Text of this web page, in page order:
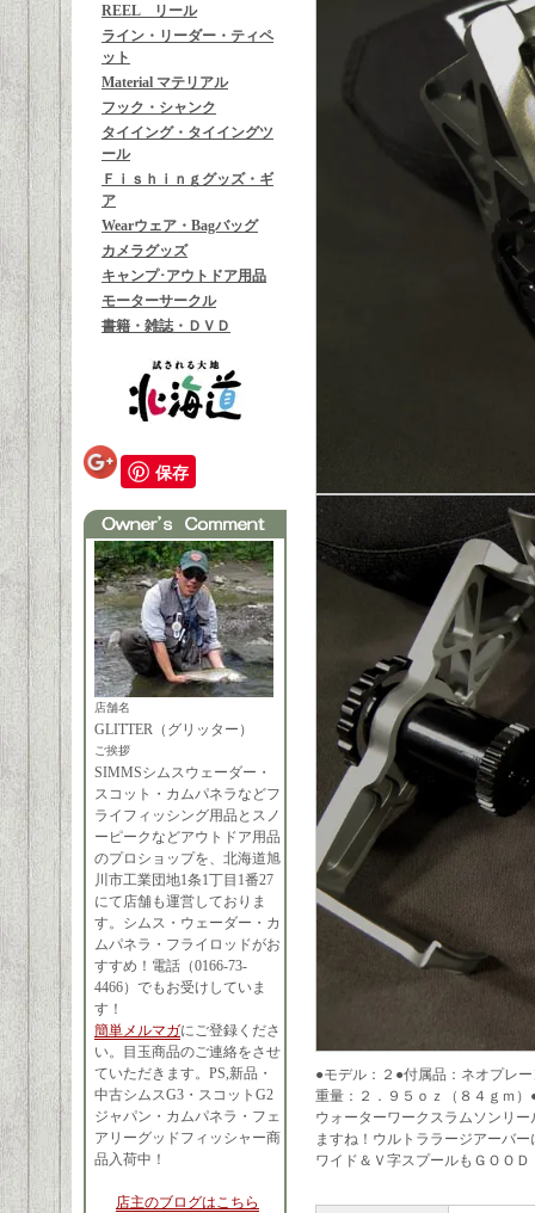
REEL リール
ライン・リーダー・ティペ
ット
Material マテリアル
フック・シャンク
タイイング・タイイングツ
ール
Ｆｉｓｈｉｎｇグッズ・ギ
ア
Wearウェア・Bagバッグ
カメラグッズ
キャンプ･アウトドア用品
モーターサークル
書籍・雑誌・ＤＶＤ
保存
店舗名
GLITTER（グリッター）
ご挨拶
SIMMSシムスウェーダー・
スコット・カムパネラなどフ
ライフィッシング用品とスノ
ーピークなどアウトドア用品
のプロショップを、北海道旭
川市工業団地1条1丁目1番27
にて店舗も運営しておりま
す。シムス・ウェーダー・カ
ムパネラ・フライロッドがお
すすめ！電話（0166-73-
4466）でもお受けしていま
す！
簡単メルマガにご登録くださ
い。目玉商品のご連絡をさせ
ていただきます。PS,新品・
中古シムスG3・スコットG2
ジャパン・カムパネラ・フェ
アリーグッドフィッシャー商
品入荷中！
店主のブログはこちら
●モデル：２●付属品：ネオプレ
重量：２．９５ｏｚ（８４ｇｍ
ウォーターワークスラムソンリ
ますね！ウルトララージアーバ
ワイド＆Ｖ字スプールもＧＯＯＤ